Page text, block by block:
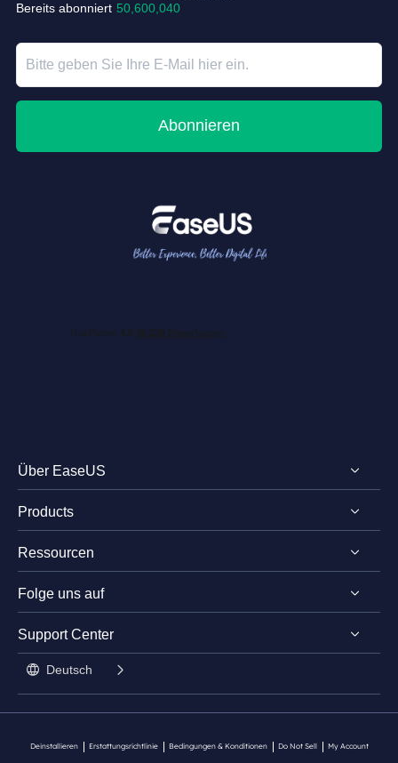
Bereits abonniert 50,600,040
Abonnieren
Über EaseUS
Impressum
Review & Auszeichnungen
Lizenz
Stundentenrabatt
Products
EaseUS PDF Editor
EaseUS PDF Converter
EaseUS AI ChatPDF
Ressourcen
PDF bearbeiten
Folge uns auf
  
Support Center
 Deutsch 
Deinstallieren Erstattungsrichtlinie Bedingungen & Konditionen Do Not Sell My Account